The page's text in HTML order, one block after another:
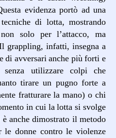
evidenza portò ad una
di lotta, mostrando
solo per l’attacco, ma
grappling, infatti, insegna a
di avversari anche più forti e
senza utilizzare colpi che
tirare un pugno forte a
fratturare la mano) o chi
in cui la lotta si svolge
anche dimostrato il metodo
donne contro le violenze